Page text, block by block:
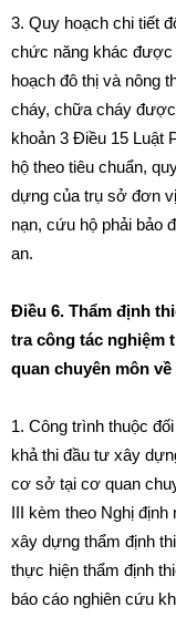
3. Quy hoạch chi tiết
chức năng khác được
hoạch đô thị và nông
cháy, chữa cháy
khoản 3 Điều 15 Luật
hộ theo tiêu chuẩn,
dựng của trụ sở đơn
nạn, cứu hộ phải bảo
an.
Điều 6. Thẩm định
tra công tác nghiệm
quan chuyên môn
1. Công trình thuộc
khả thi đầu tư xây
cơ sở tại cơ quan
III kèm theo Nghị
xây dựng thẩm định
thực hiện thẩm định
báo cáo nghiên cứu